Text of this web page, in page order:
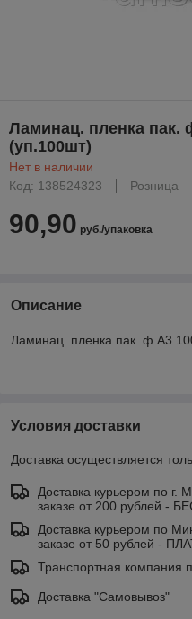
Ламинац. пленка пак.
(уп.100шт)
Нет в наличии
Код: 138524323
Розница
90,90 руб./упаковка
Описание
Ламинац. пленка пак. ф.А3
Условия доставки
Доставка осуществляется
Доставка курьером по г.
заказе от 200 рублей -
Доставка курьером по
заказе от 50 рублей -
Транспортная компания
Доставка "Самовывоз"